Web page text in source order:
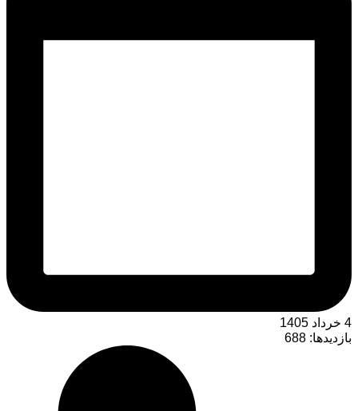
4 خرداد 1405
بازدیدها: 688